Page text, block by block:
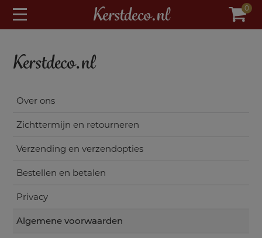
Kerstdeco.nl 0
Kerstdeco.nl
Over ons
Zichttermijn en retourneren
Verzending en verzendopties
Bestellen en betalen
Privacy
Algemene voorwaarden
modal-check